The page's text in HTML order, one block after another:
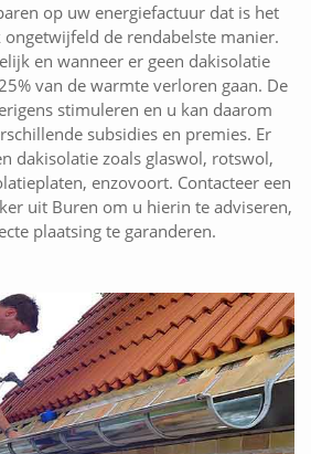
op uw energiefactuur dat is het
de rendabelste manier.
en wanneer er geen dakisolatie
van de warmte verloren gaan. De
stimuleren en u kan daarom
subsidies en premies. Er
dakisolatie zoals glaswol, rotswol,
enzovoort. Contacteer een
uit Buren om u hierin te adviseren,
plaatsing te garanderen.